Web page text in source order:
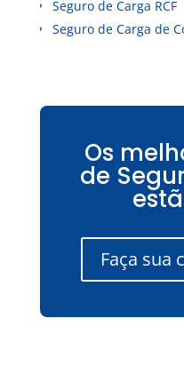
Seguro de Carga RCF
Seguro de Carga de
Os
de
Faça sua